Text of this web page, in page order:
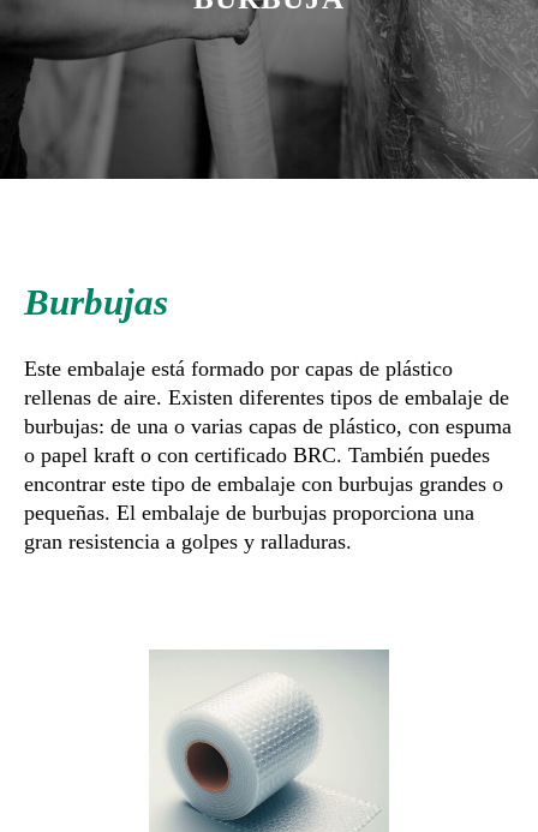
Burbujas
Este embalaje está formado por capas de plástico
rellenas de aire. Existen diferentes tipos de embalaje de
burbujas: de una o varias capas de plástico, con espuma
o papel kraft o con certificado BRC. También puedes
encontrar este tipo de embalaje con burbujas grandes o
pequeñas. El embalaje de burbujas proporciona una
gran resistencia a golpes y ralladuras.